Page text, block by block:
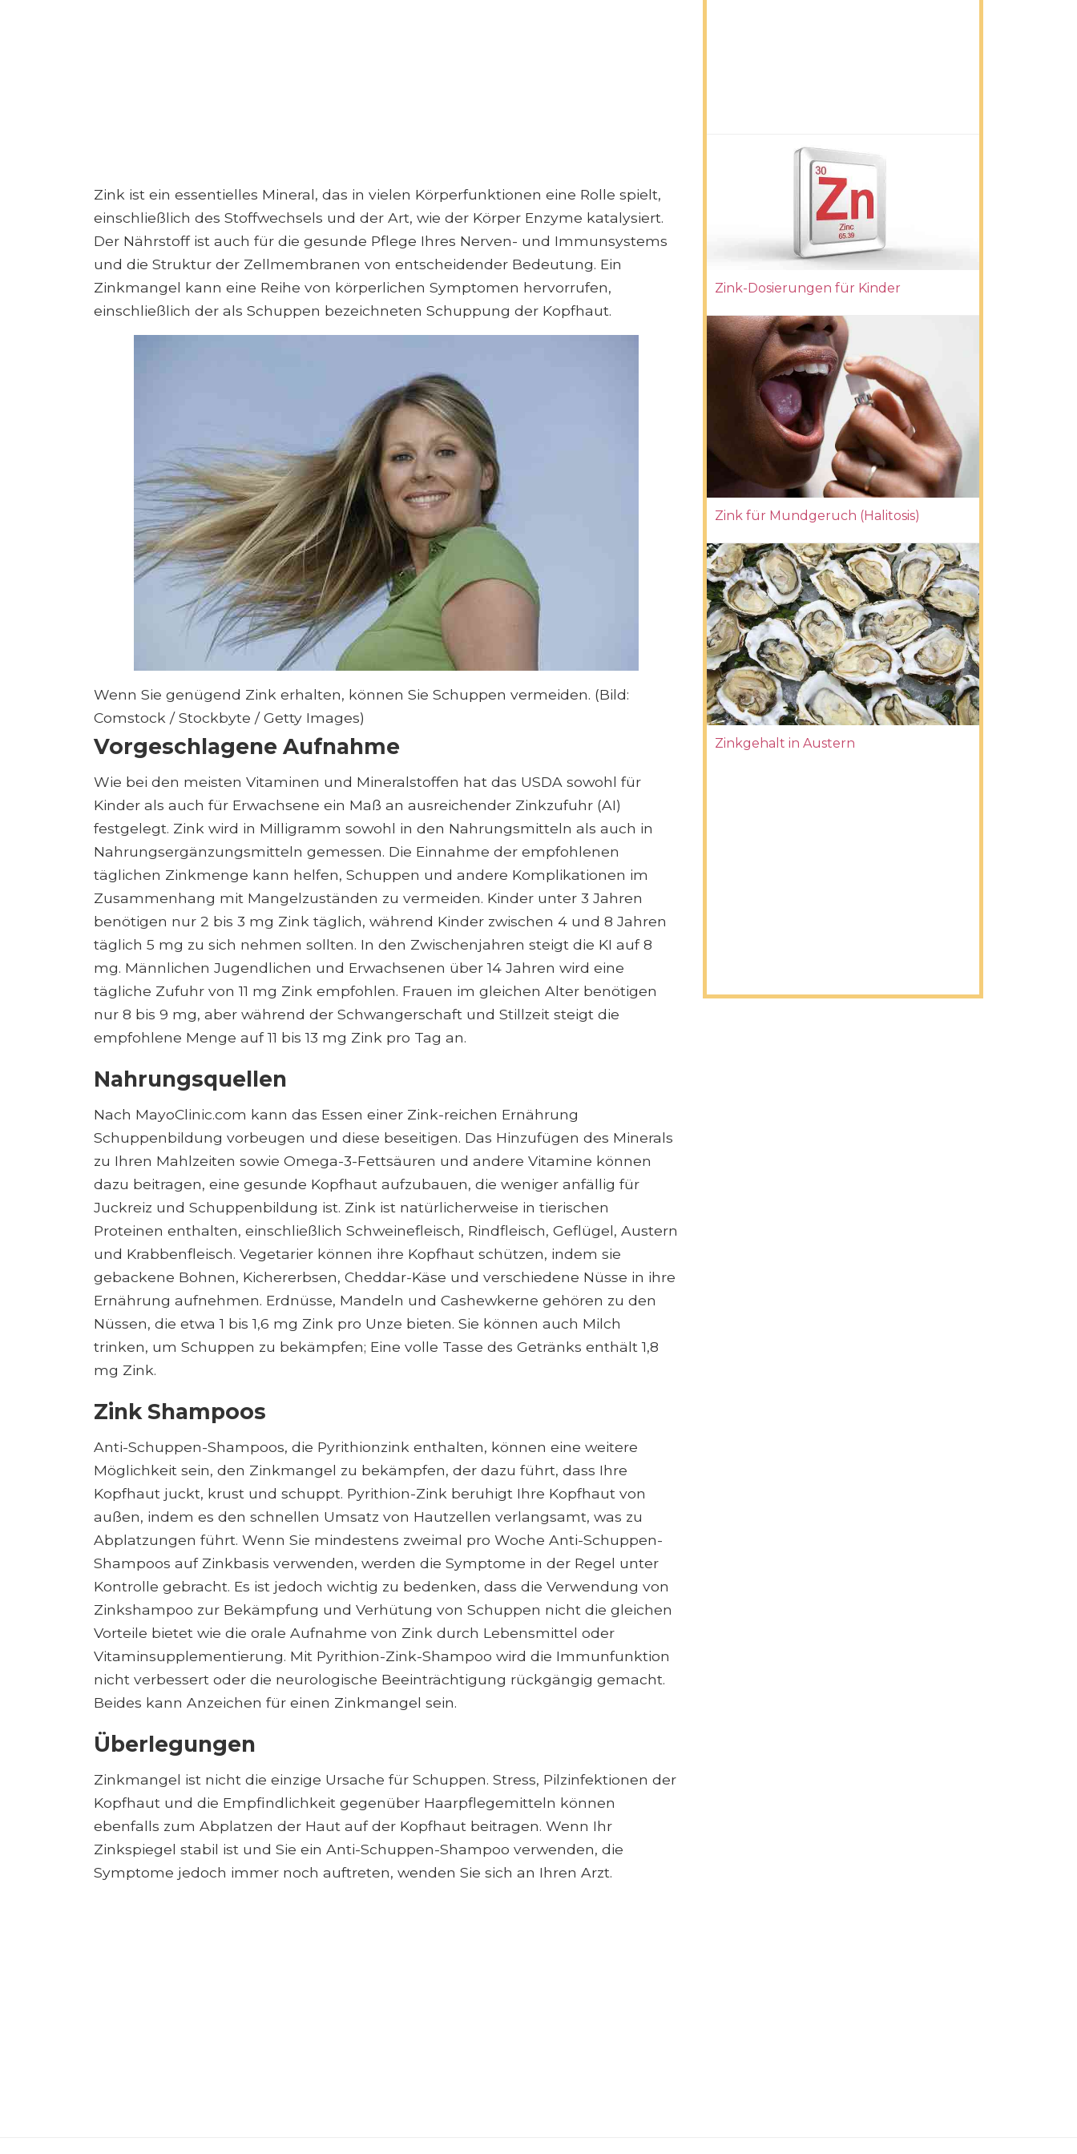
Zink ist ein essentielles Mineral, das in vielen Körperfunktionen eine Rolle spielt,
einschließlich des Stoffwechsels und der Art, wie der Körper Enzyme katalysiert.
Der Nährstoff ist auch für die gesunde Pflege Ihres Nerven- und Immunsystems
und die Struktur der Zellmembranen von entscheidender Bedeutung. Ein
Zinkmangel kann eine Reihe von körperlichen Symptomen hervorrufen,
einschließlich der als Schuppen bezeichneten Schuppung der Kopfhaut.
Wenn Sie genügend Zink erhalten, können Sie Schuppen vermeiden. (Bild:
Comstock / Stockbyte / Getty Images)
Vorgeschlagene Aufnahme
Wie bei den meisten Vitaminen und Mineralstoffen hat das USDA sowohl für
Kinder als auch für Erwachsene ein Maß an ausreichender Zinkzufuhr (AI)
festgelegt. Zink wird in Milligramm sowohl in den Nahrungsmitteln als auch in
Nahrungsergänzungsmitteln gemessen. Die Einnahme der empfohlenen
täglichen Zinkmenge kann helfen, Schuppen und andere Komplikationen im
Zusammenhang mit Mangelzuständen zu vermeiden. Kinder unter 3 Jahren
benötigen nur 2 bis 3 mg Zink täglich, während Kinder zwischen 4 und 8 Jahren
täglich 5 mg zu sich nehmen sollten. In den Zwischenjahren steigt die KI auf 8
mg. Männlichen Jugendlichen und Erwachsenen über 14 Jahren wird eine
tägliche Zufuhr von 11 mg Zink empfohlen. Frauen im gleichen Alter benötigen
nur 8 bis 9 mg, aber während der Schwangerschaft und Stillzeit steigt die
empfohlene Menge auf 11 bis 13 mg Zink pro Tag an.
Nahrungsquellen
Nach MayoClinic.com kann das Essen einer Zink-reichen Ernährung
Schuppenbildung vorbeugen und diese beseitigen. Das Hinzufügen des Minerals
zu Ihren Mahlzeiten sowie Omega-3-Fettsäuren und andere Vitamine können
dazu beitragen, eine gesunde Kopfhaut aufzubauen, die weniger anfällig für
Juckreiz und Schuppenbildung ist. Zink ist natürlicherweise in tierischen
Proteinen enthalten, einschließlich Schweinefleisch, Rindfleisch, Geflügel, Austern
und Krabbenfleisch. Vegetarier können ihre Kopfhaut schützen, indem sie
gebackene Bohnen, Kichererbsen, Cheddar-Käse und verschiedene Nüsse in ihre
Ernährung aufnehmen. Erdnüsse, Mandeln und Cashewkerne gehören zu den
Nüssen, die etwa 1 bis 1,6 mg Zink pro Unze bieten. Sie können auch Milch
trinken, um Schuppen zu bekämpfen; Eine volle Tasse des Getränks enthält 1,8
mg Zink.
Zink Shampoos
Anti-Schuppen-Shampoos, die Pyrithionzink enthalten, können eine weitere
Möglichkeit sein, den Zinkmangel zu bekämpfen, der dazu führt, dass Ihre
Kopfhaut juckt, krust und schuppt. Pyrithion-Zink beruhigt Ihre Kopfhaut von
außen, indem es den schnellen Umsatz von Hautzellen verlangsamt, was zu
Abplatzungen führt. Wenn Sie mindestens zweimal pro Woche Anti-Schuppen-
Shampoos auf Zinkbasis verwenden, werden die Symptome in der Regel unter
Kontrolle gebracht. Es ist jedoch wichtig zu bedenken, dass die Verwendung von
Zinkshampoo zur Bekämpfung und Verhütung von Schuppen nicht die gleichen
Vorteile bietet wie die orale Aufnahme von Zink durch Lebensmittel oder
Vitaminsupplementierung. Mit Pyrithion-Zink-Shampoo wird die Immunfunktion
nicht verbessert oder die neurologische Beeinträchtigung rückgängig gemacht.
Beides kann Anzeichen für einen Zinkmangel sein.
Überlegungen
Zinkmangel ist nicht die einzige Ursache für Schuppen. Stress, Pilzinfektionen der
Kopfhaut und die Empfindlichkeit gegenüber Haarpflegemitteln können
ebenfalls zum Abplatzen der Haut auf der Kopfhaut beitragen. Wenn Ihr
Zinkspiegel stabil ist und Sie ein Anti-Schuppen-Shampoo verwenden, die
Symptome jedoch immer noch auftreten, wenden Sie sich an Ihren Arzt.
Zink-Dosierungen für Kinder
Zink für Mundgeruch (Halitosis)
Zinkgehalt in Austern